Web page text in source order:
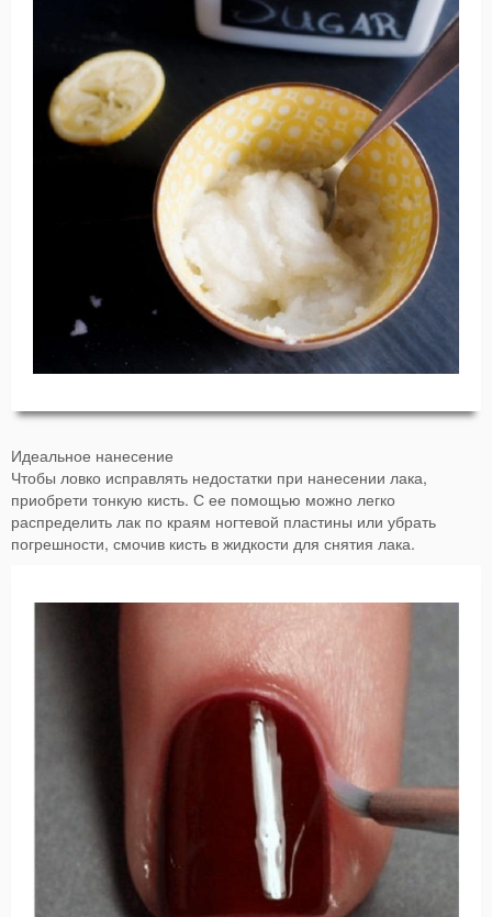
Идеальное нанесение
Чтобы ловко исправлять недостатки при нанесении лака,
приобрети тонкую кисть. С ее помощью можно легко
распределить лак по краям ногтевой пластины или убрать
погрешности, смочив кисть в жидкости для снятия лака.